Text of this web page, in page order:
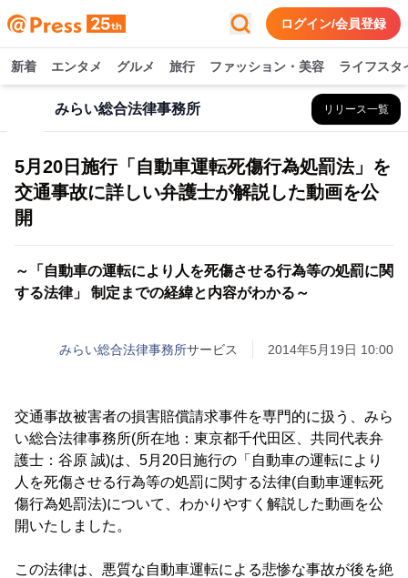
ログイン/会員登録
新着 エンタメ グルメ 旅行 ファッション・美容 ライフスタ
みらい総合法律事務所 リリース一覧
5月20日施行「自動車運転死傷行為処罰法」を
交通事故に詳しい弁護士が解説した動画を公
開
～「自動車の運転により人を死傷させる行為等の処罰に関
する法律」 制定までの経緯と内容がわかる～
みらい総合法律事務所サービス 2014年5月19日 10:00
交通事故被害者の損害賠償請求事件を専門的に扱う、みら
い総合法律事務所(所在地：東京都千代田区、共同代表弁
護士：谷原 誠)は、5月20日施行の「自動車の運転により
人を死傷させる行為等の処罰に関する法律(自動車運転死
傷行為処罰法)について、わかりやすく解説した動画を公
開いたしました。
この法律は、悪質な自動車運転による悲惨な事故が後を絶